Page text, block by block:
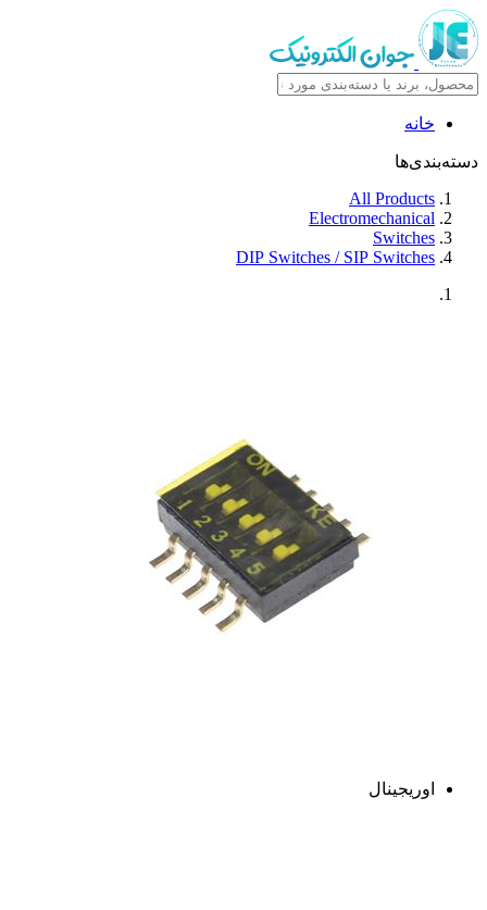
خانه
دسته‌بندی‌ها
All Products
Electromechanical
Switches
DIP Switches / SIP Switches
اوریجینال